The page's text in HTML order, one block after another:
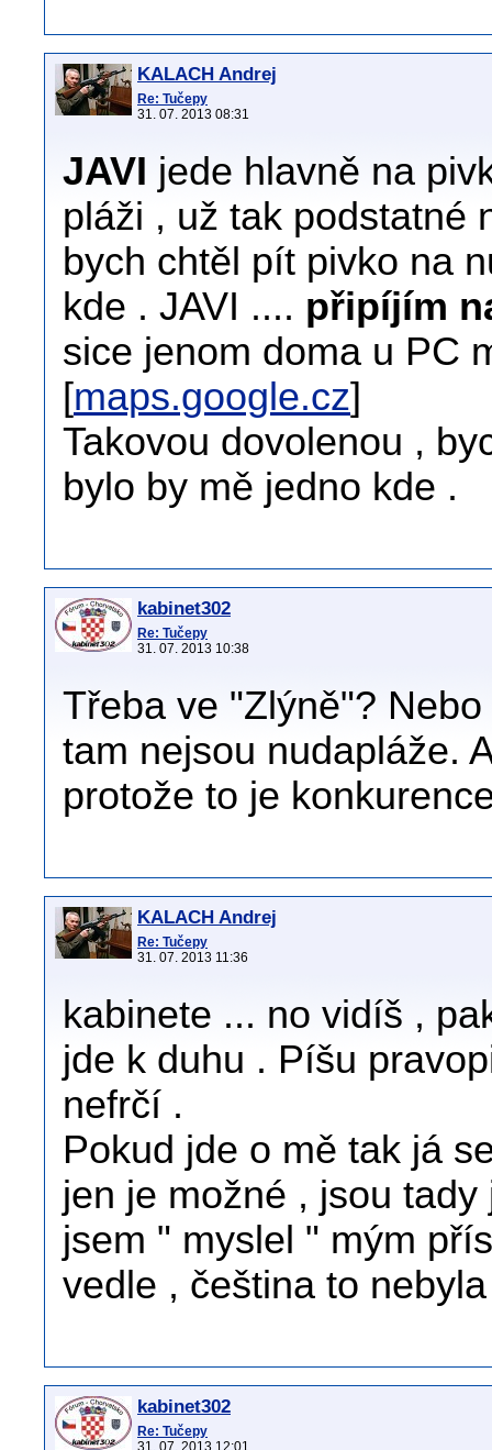
KALACH Andrej
Re: Tučepy
31. 07. 2013 08:31
JAVI jede hlavně na
pláži , už tak podstatné
bych chtěl pít pivko na
kde . JAVI .... připíjím
sice jenom doma u PC
[maps.google.cz]
Takovou dovolenou ,
bylo by mě jedno kde .
kabinet302
Re: Tučepy
31. 07. 2013 10:38
Třeba ve "Zlýně"?
tam nejsou nudapláže.
protože to je
KALACH Andrej
Re: Tučepy
31. 07. 2013 11:36
kabinete ... no vidíš ,
jde k duhu . Píšu
nefrčí .
Pokud jde o mě tak já
jen je možné , jsou
jsem " myslel " mým
vedle , čeština to
kabinet302
Re: Tučepy
31. 07. 2013 12:01